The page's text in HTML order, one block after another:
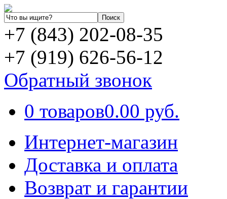
+7 (843) 202-08-35
+7 (919) 626-56-12
Обратный звонок
0 товаров0.00 руб.
Интернет-магазин
Доставка и оплата
Возврат и гарантии